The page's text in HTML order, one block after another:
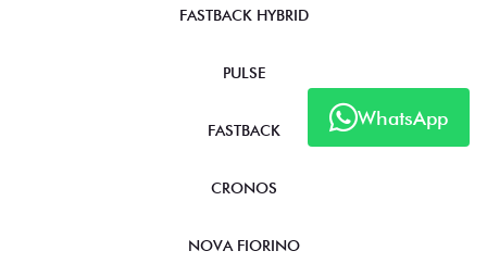
WhatsApp
FASTBACK HYBRID
PULSE
FASTBACK
CRONOS
NOVA FIORINO